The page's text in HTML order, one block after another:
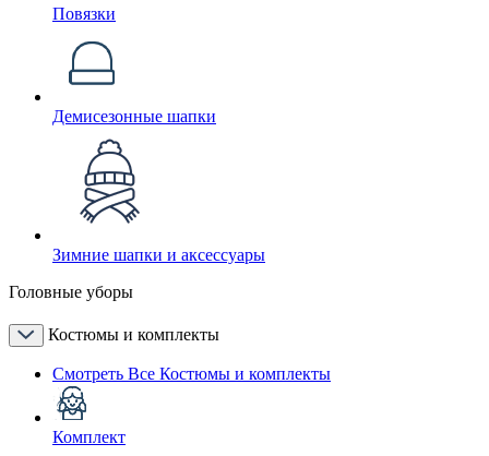
Повязки
Демисезонные шапки
Зимние шапки и аксессуары
Головные уборы
Костюмы и комплекты
Смотреть Все Костюмы и комплекты
Комплект